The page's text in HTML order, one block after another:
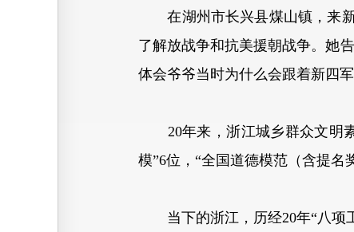
在湖州市长兴县煤山镇，来新
了解放战争和抗美援朝战争。她
体会爷爷当时为什么会跟着新四
20年来，浙江城乡群众文明素
模”6位，“全国道德模范（含提名
当下的浙江，历经20年“八项工